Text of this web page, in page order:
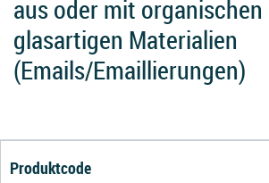
aus oder mit
glasartigen Materialien
(Emails/Emaillierungen)
Produktcode